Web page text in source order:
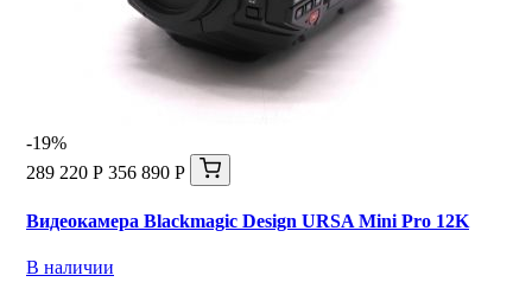
-19%
289 220 Р 356 890 Р
Видеокамера Blackmagic Design URSA Mini Pro 12K
В наличии